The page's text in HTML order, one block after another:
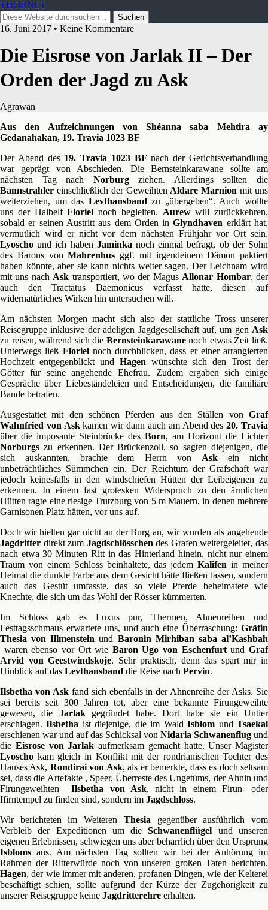
THORNET
16. Juni 2017 • Keine Kommentare
Die Eisrose von Jarlak II – Der
Orden der Jagd zu Ask
Agrawan
Aus den Aufzeichnungen von Shéanna saba Mehtira ay
Gedanahakan, 19. Travia 1023 BF
Der Abend des 19. Travia 1023 BF nach der Gerichtsverhandlung
war geprägt von Abschieden. Die Bernsteinkarawane sollte am
nächsten Tag nach Norburgziehen. Allerdings sollten die
Bannstrahler einschließlich der Geweihten Aldare Marnion mit uns
weiterziehen, um das Levthansband zu „übergeben“. Auch wollte
uns der HalbelfFloriel noch begleiten. Aurewwill zurückkehren,
sobald er seinen Austritt aus dem Orden inGlyndhaven erklärt hat,
vermutlich wird er nicht vor dem nächsten Frühjahr vor Ort sein.
Lyoscho und ich haben Jaminka noch einmal befragt, ob der Sohn
des Barons vonMahrenhus ggf. mit irgendeinem Dämon paktiert
haben könnte, aber sie kann nichts weiter sagen. Der Leichnam wird
mit uns nach Ask transportiert, wo der Magus Allonar Hombar, der
auch den Tractatus Daemonicus verfasst hatte, diesen auf
widernatürliches Wirken hin untersuchen will.
Am nächsten Morgen macht sich also der stattliche Tross unserer
Reisegruppe inklusive der adeligen Jagdgesellschaft auf, um gen Ask
zu reisen, während sich die Bernsteinkarawanenoch etwas Zeit ließ.
Unterwegs ließ Florielnoch durchblicken, dass er einer arrangierten
Hochzeit entgegenblickt und Hagen wünschte sich den Trost der
Götter für seine angehende Ehefrau. Zudem ergaben sich einige
Gespräche über Liebeständeleien und Entscheidungen, die familiäre
Bande betrafen.
Ausgestattet mit den schönen Pferden aus den Ställen von Graf
Wahnfried von Askkamen wir dann auch am Abend des20. Travia
über die imposante Steinbrücke des Born, am Horizont die Lichter
Norburgs zu erkennen. Der Brückenzoll, so sagten diejenigen, die
sich auskannten, brachte dem Herrn von Askein nicht
unbeträchtliches Sümmchen ein. Der Reichtum der Grafschaft war
jedoch keinesfalls in den windschiefen Hütten der Leibeigenen zu
erkennen. In einem fast grotesken Widerspruch zu den ärmlichen
Hütten ragte eine riesige Trutzburg von 5 m Mauern, in denen mehrere
Garnisonen Platz hätten, vor uns auf.
Doch wir hielten gar nicht an der Burg an, wir wurden als angehende
Jagdritter direkt zum Jagdschlösschen des Grafen weitergeleitet, das
nach etwa 30 Minuten Ritt in das Hinterland hinein, nicht nur einem
Traum von einem Schloss beinhaltete, das jedemKalifen in meiner
Heimat die dunkle Farbe aus dem Gesicht hätte fließen lassen, sondern
auch das Gestüt umfasste, das so viele Pferde beheimatete wie
Knechte, die sich um das Wohl der Rösser kümmerten.
Im Schloss gab es Luxus pur, Thermen, Ahnenreihen und
Festtagsschmaus erwartete uns, und auch eine Überraschung: Gräfin
Thesia von Illmenstein und Baronin Mirhiban saba al’Kashbah
waren ebenso vor Ort wie Baron Ugo von Eschenfurtund Graf
Arvid von Geestwindskoje. Sehr praktisch, denn das spart mir in
Hinblick auf das Levthansband die Reise nach Pervin.
Ilsbetha von Askfand sich ebenfalls in der Ahnenreihe der Asks. Sie
sei bereits seit 300 Jahren tot, aber eine bekannte Firungeweihte
gewesen, die Jarlakgegründet habe. Dort habe sie ein Untier
erschlagen.Ilsbetha ist diejenige, die im WaldIsblom undTsaekal
erschienen war und auf das Schicksal von Nidaria Schwanenflug und
die Eisrose von Jarlak aufmerksam gemacht hatte. Unser Magister
Lyoscho kam gleich in Konflikt mit der rondrianischen Tochter des
Hauses Ask, Rondirai von Ask, als er bemerkte, dass es doch seltsam
sei, dass die Artefakte , Speer, Überreste des Ungetüms, der Ahnin und
Firungeweihten
Ilsbetha von Ask, nicht in einem Firun- oder
Ifirntempel zu finden sind, sondern im Jagdschloss.
Wir berichteten im Weiteren Thesia gegenüber ausführlich vom
Verbleib der Expeditionen um dieSchwanenflügel und unseren
eigenen Erlebnissen, schwiegen uns aber beharrlich über den Ursprung
Isbloms aus. Am nächsten Tag sollten wir bei der Anhörung im
Rahmen der Ritterwürde noch von unseren großen Taten berichten.
Hagen, der wie immer mit anderen, profanen Dingen, wie der Kelterei
beschäftigt schien, sollte aufgrund der Kürze der Zugehörigkeit zu
unserer Reisegruppe keine Jagdritterehre erhalten.